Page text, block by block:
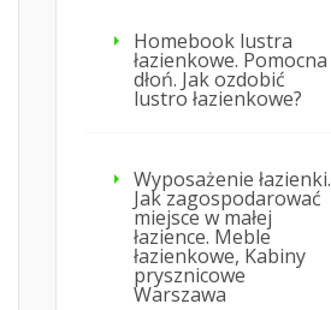
Homebook lustra
łazienkowe. Pomocna
dłoń. Jak ozdobić
lustro łazienkowe?
Wyposażenie łazienki.
Jak zagospodarować
miejsce w małej
łazience. Meble
łazienkowe, Kabiny
prysznicowe
Warszawa